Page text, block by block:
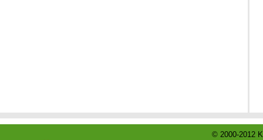
© 2000-2012